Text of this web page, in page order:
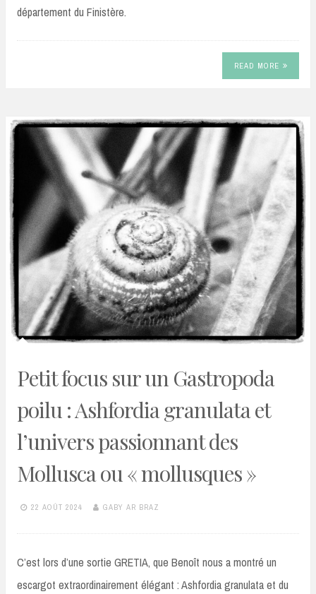
département du Finistère.
READ MORE
Petit focus sur un Gastropoda
poilu : Ashfordia granulata et
l’univers passionnant des
Mollusca ou « mollusques »
22 AOÛT 2024 GABY AR BRAZ
C’est lors d’une sortie GRETIA, que Benoît nous a montré un
escargot extraordinairement élégant : Ashfordia granulata et du